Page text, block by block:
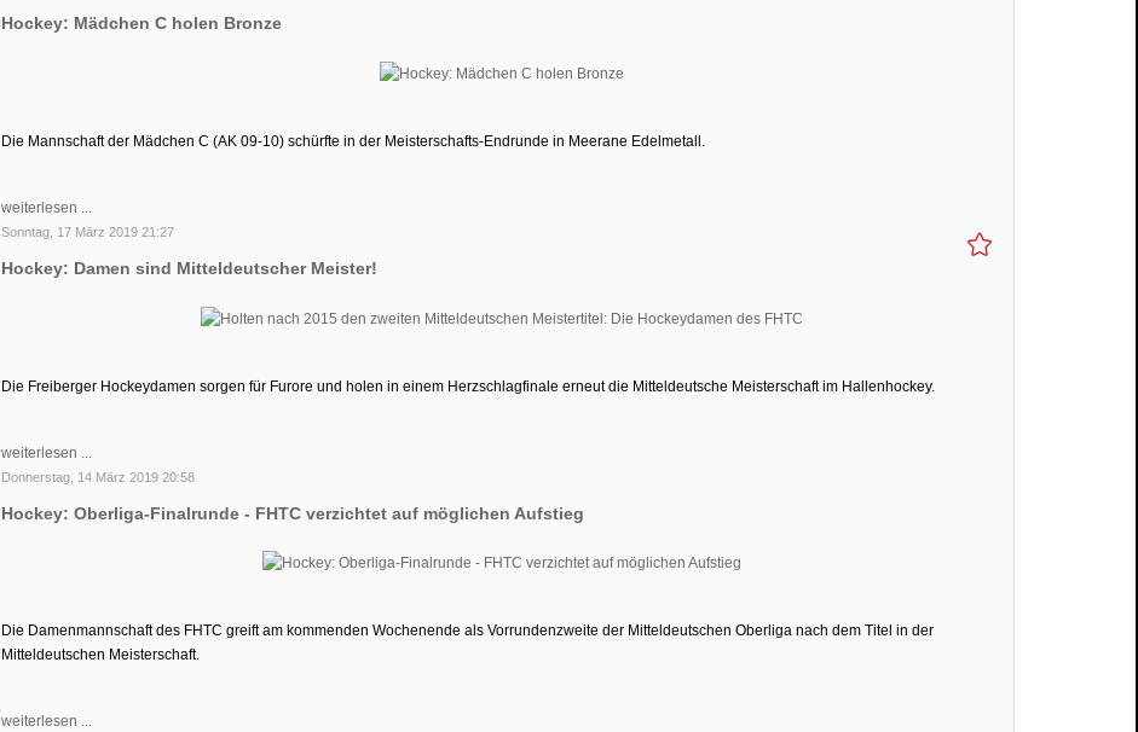
Hockey: Mädchen C holen Bronze
Die Mannschaft der Mädchen C (AK 09-10) schürfte in der Meisterschafts-Endrunde in Meerane Edelmetall.
weiterlesen ...
Sonntag, 17 März 2019 21:27
Hockey: Damen sind Mitteldeutscher Meister!
Die Freiberger Hockeydamen sorgen für Furore und holen in einem Herzschlagfinale erneut die Mitteldeutsche Meisterschaft im Hallenhockey.
weiterlesen ...
Donnerstag, 14 März 2019 20:58
Hockey: Oberliga-Finalrunde - FHTC verzichtet auf möglichen Aufstieg
Die Damenmannschaft des FHTC greift am kommenden Wochenende als Vorrundenzweite der Mitteldeutschen Oberliga nach dem Titel in der
Mitteldeutschen Meisterschaft.
weiterlesen ...